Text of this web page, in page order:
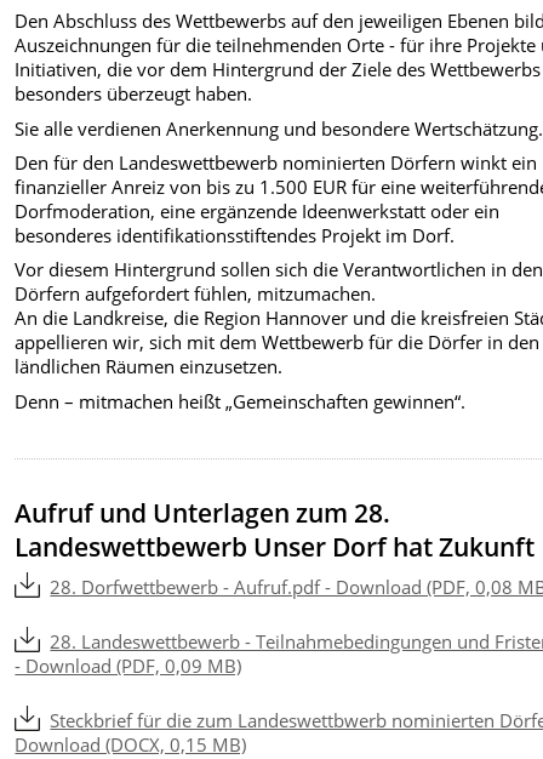
Den Abschluss des Wettbewerbs auf den jeweiligen Ebenen
Auszeichnungen für die teilnehmenden Orte - für ihre Projekte
Initiativen, die vor dem Hintergrund der Ziele des Wettbewerbs
besonders überzeugt haben.
Sie alle verdienen Anerkennung und besondere Wertschätzung.
Den für den Landeswettbewerb nominierten Dörfern winkt ein
finanzieller Anreiz von bis zu 1.500 EUR für eine
Dorfmoderation, eine ergänzende Ideenwerkstatt oder ein
besonderes identifikationsstiftendes Projekt im Dorf.
Vor diesem Hintergrund sollen sich die Verantwortlichen in den
Dörfern aufgefordert fühlen, mitzumachen.
An die Landkreise, die Region Hannover und die kreisfreien
appellieren wir, sich mit dem Wettbewerb für die Dörfer in den
ländlichen Räumen einzusetzen.
Denn – mitmachen heißt „Gemeinschaften gewinnen“.
Aufruf und Unterlagen zum 28.
Landeswettbewerb Unser Dorf hat Zukunft
28. Dorfwettbewerb - Aufruf.pdf - Download (PDF, 0,08
28. Landeswettbewerb - Teilnahmebedingungen und
- Download (PDF, 0,09 MB)
Steckbrief für die zum Landeswettbwerb nominierten
Download (DOCX, 0,15 MB)